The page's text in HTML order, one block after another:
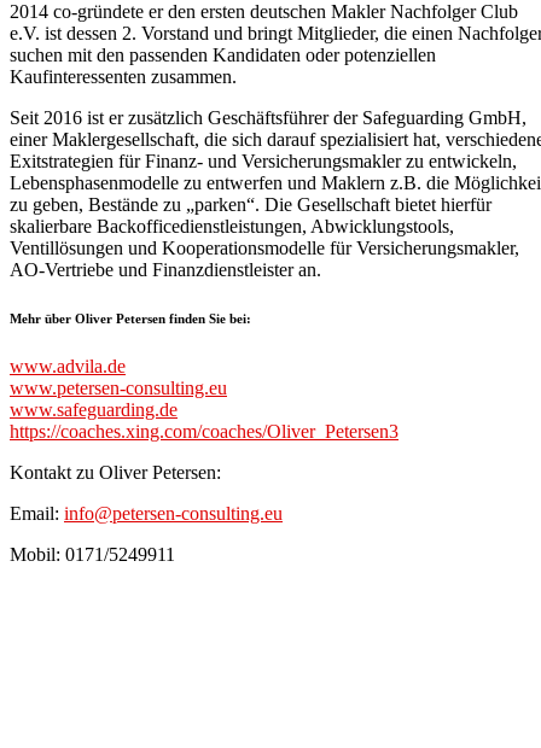
2014 co-gründete er den ersten deutschen Makler Nachfolger Club
e.V. ist dessen 2. Vorstand und bringt Mitglieder, die einen
suchen mit den passenden Kandidaten oder potenziellen
Kaufinteressenten zusammen.
Seit 2016 ist er zusätzlich Geschäftsführer der Safeguarding GmbH,
einer Maklergesellschaft, die sich darauf spezialisiert hat,
Exitstrategien für Finanz- und Versicherungsmakler zu entwickeln,
Lebensphasenmodelle zu entwerfen und Maklern z.B. die
zu geben, Bestände zu „parken“. Die Gesellschaft bietet hierfür
skalierbare Backofficedienstleistungen, Abwicklungstools,
Ventillösungen und Kooperationsmodelle für Versicherungsmakler,
AO-Vertriebe und Finanzdienstleister an.
Mehr über Oliver Petersen finden Sie bei:
www.advila.de
www.petersen-consulting.eu
www.safeguarding.de
https://coaches.xing.com/coaches/Oliver_Petersen3
Kontakt zu Oliver Petersen:
Email: info@petersen-consulting.eu
Mobil: 0171/5249911